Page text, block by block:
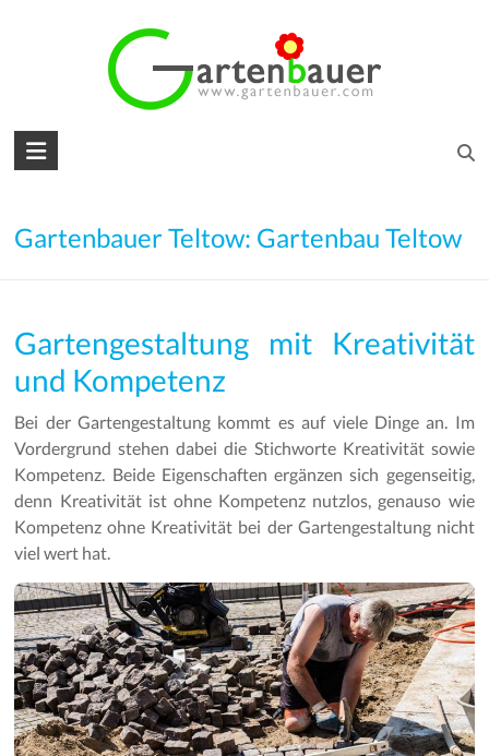
den
Träume
Gartengestaltung
–
Gartenbau
–
Gartenpflege
Gartenbauer Teltow: Gartenbau Teltow
Gartengestaltung mit Kreativität
und Kompetenz
Bei der Gartengestaltung kommt es auf viele Dinge an. Im
Vordergrund stehen dabei die Stichworte Kreativität sowie
Kompetenz. Beide Eigenschaften ergänzen sich gegenseitig,
denn Kreativität ist ohne Kompetenz nutzlos, genauso wie
Kompetenz ohne Kreativität bei der Gartengestaltung nicht
viel wert hat.